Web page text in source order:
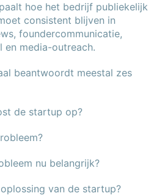
hoe het bedrijf publiekelijk
consistent blijven in
foundercommunicatie,
en media-outreach.
beantwoordt meestal zes
de startup op?
nu belangrijk?
van de startup?